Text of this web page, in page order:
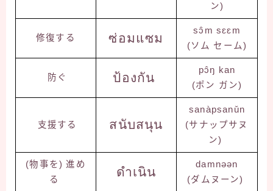
ン)
修復する ซ่อมแซม
sɔ̂m sɛɛm
(ソム セーム)
防ぐ ป้องกัน
pɔ̂ŋ kan
(ポン ガン)
支援する สนับสนุน
sanàpsanǔn
(サナップサヌ
ン)
(物事を) 進め
る
ดำเนิน
damnəən
(ダムヌーン)